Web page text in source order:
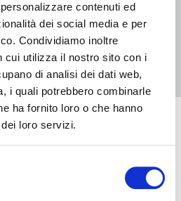
contenuti ed
dei social media e per
Condividiamo inoltre
cui utilizza il nostro sito con i
di analisi dei dati web,
i quali potrebbero combinarle
ha fornito loro o che hanno
loro servizi.
2